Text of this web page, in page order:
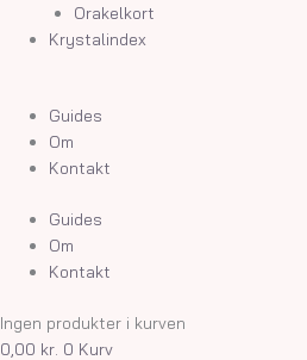
Orakelkort
Krystalindex
Guides
Om
Kontakt
Guides
Om
Kontakt
Ingen produkter i kurven
0,00 kr. 0 Kurv